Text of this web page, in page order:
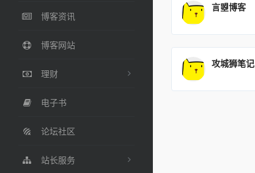
博客资讯
博客网站
理财
电子书
论坛社区
站长服务
言曌博客
攻城狮笔记